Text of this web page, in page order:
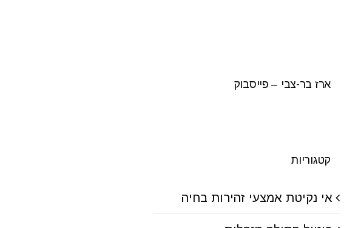
ארז בר-צבי – פייסבוק
קטגוריות
אי נקיטת אמצעי זהירות בחיה